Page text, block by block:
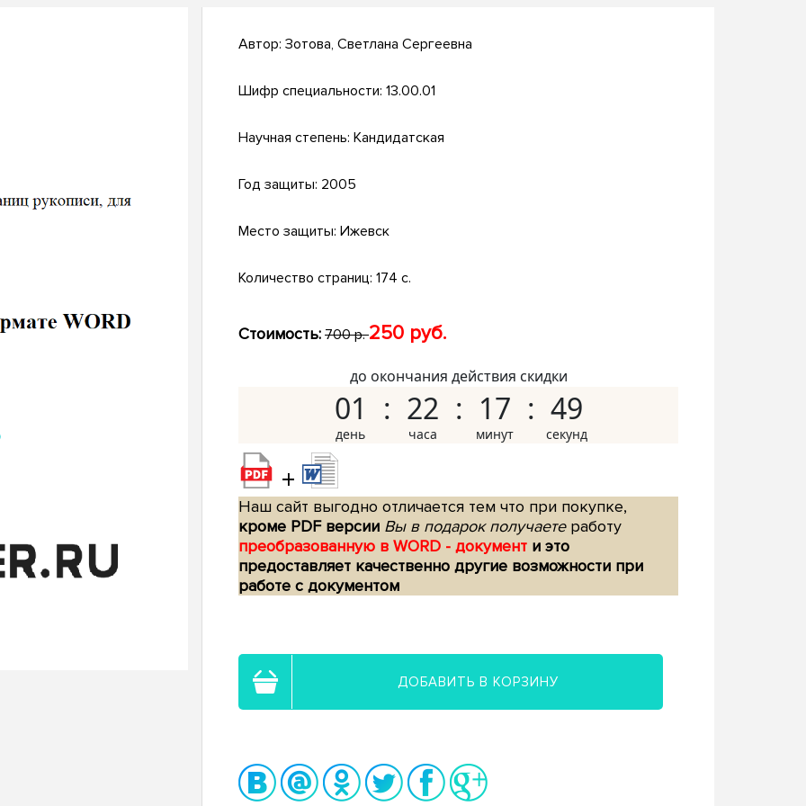
Автор: Зотова, Светлана Сергеевна
Шифр специальности: 13.00.01
Научная степень: Кандидатская
Год защиты: 2005
Место защиты: Ижевск
Количество страниц: 174 с.
Стоимость: 700 р.250 руб.
до окончания действия скидки
01 22 17 48
+
Наш сайт выгодно отличается тем что при покупке,
кроме PDF версии Вы в подарок получаетеработу
преобразованную в WORD - документ и это
предоставляет качественно другие возможности при
работе с документом
ДОБАВИТЬ В КОРЗИНУ